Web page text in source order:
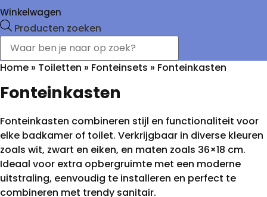
Winkelwagen
Producten zoeken
Home » Toiletten » Fonteinsets » Fonteinkasten
Fonteinkasten
Fonteinkasten combineren stijl en functionaliteit voor
elke badkamer of toilet. Verkrijgbaar in diverse kleuren
zoals wit, zwart en eiken, en maten zoals 36×18 cm.
Ideaal voor extra opbergruimte met een moderne
uitstraling, eenvoudig te installeren en perfect te
combineren met trendy sanitair.